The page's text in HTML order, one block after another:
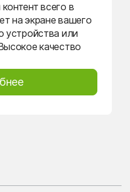
всего в
на экране вашего
устройства или
качество